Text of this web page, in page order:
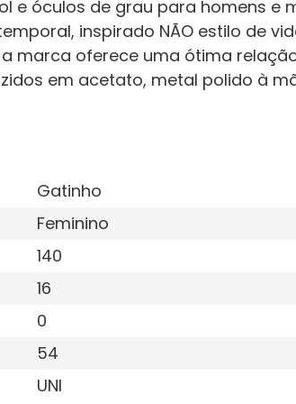
e óculos de grau para homens e
inspirado NÃO estilo de
marca oferece uma ótima
em acetato, metal polido à
Gatinho
Feminino
140
16
0
54
UNI